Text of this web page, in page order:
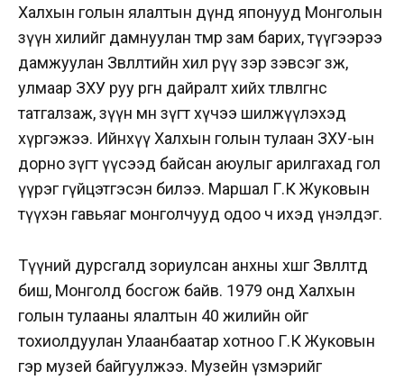
Халхын голын ялалтын дүнд японууд Монголын
зүүн хилийг дамнуулан төмөр зам барих, түүгээрээ
дамжуулан Зөвлөлтийн хил рүү зэр зэвсэг зөөж,
улмаар ЗХУ руу өргөн дайралт хийх төлөвлөгөөнөөсөө
татгалзаж, зүүн өмнө зүгт хүчээ шилжүүлэхэд
хүргэжээ. Ийнхүү Халхын голын тулаан ЗХУ-ын
дорно зүгт үүсээд байсан аюулыг арилгахад гол
үүрэг гүйцэтгэсэн билээ. Маршал Г.К Жуковын
түүхэн гавьяаг монголчууд одоо ч ихэд үнэлдэг.
Түүний дурсгалд зориулсан анхны хөшөөг Зөвлөлтөд
биш, Монголд босгож байв. 1979 онд Халхын
голын тулааны ялалтын 40 жилийн ойг
тохиолдуулан Улаанбаатар хотноо Г.К Жуковын
гэр музей байгуулжээ. Музейн үзмэрийг